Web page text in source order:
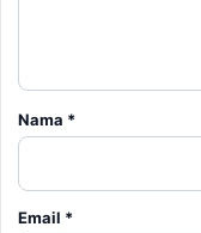
Nama *
Email *